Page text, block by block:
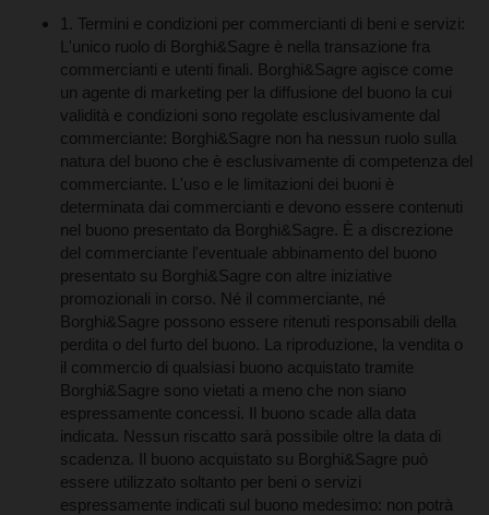
1. Termini e condizioni per commercianti di beni e servizi:
L'unico ruolo di Borghi&Sagre è nella transazione fra
commercianti e utenti finali. Borghi&Sagre agisce come
un agente di marketing per la diffusione del buono la cui
validità e condizioni sono regolate esclusivamente dal
commerciante: Borghi&Sagre non ha nessun ruolo sulla
natura del buono che è esclusivamente di competenza del
commerciante. L'uso e le limitazioni dei buoni è
determinata dai commercianti e devono essere contenuti
nel buono presentato da Borghi&Sagre. È a discrezione
del commerciante l'eventuale abbinamento del buono
presentato su Borghi&Sagre con altre iniziative
promozionali in corso. Né il commerciante, né
Borghi&Sagre possono essere ritenuti responsabili della
perdita o del furto del buono. La riproduzione, la vendita o
il commercio di qualsiasi buono acquistato tramite
Borghi&Sagre sono vietati a meno che non siano
espressamente concessi. Il buono scade alla data
indicata. Nessun riscatto sarà possibile oltre la data di
scadenza. Il buono acquistato su Borghi&Sagre può
essere utilizzato soltanto per beni o servizi
espressamente indicati sul buono medesimo: non potrà
è previsto l'utilizzo del buono, il commerciante è responsabile
per intero di quanto indicato sul buono ed è tenuto a garantire
l'effettivo e completo utilizzo del buono secondo le condizioni
d'uso. Ogni inadempienza nei confronti di chi ha acquistato il
buono è sempre e in ogni caso imputabile al commerciante che
si assume ogni tipo di onere derivante da eventuali disguidi di
ogni tipo derivanti o meno dalla sua volontà.